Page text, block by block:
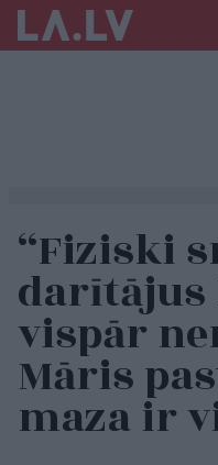
“Fiziski
darītājus
vispār
Māris
maza ir